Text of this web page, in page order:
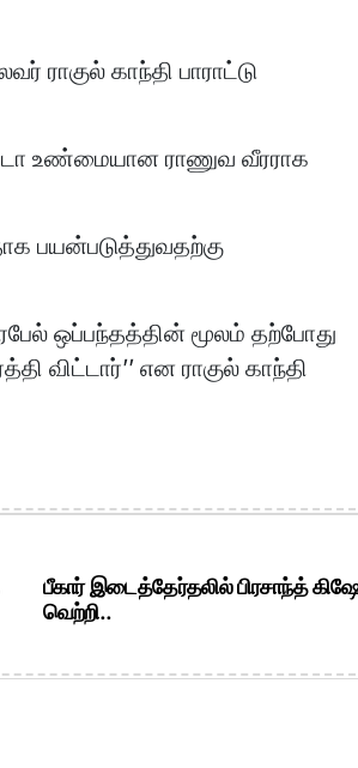
ராகுல் காந்தி பாராட்டு
உண்மையான ராணுவ வீரராக
பயன்படுத்துவதற்கு
ஒப்பந்தத்தின் மூலம் தற்போது
விட்டார்’’ என ராகுல் காந்தி
பீகார் இடைத்தேர்தலில் பிரசாந்த்
வெற்றி..